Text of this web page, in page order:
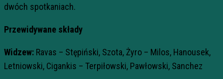
dwóch spotkaniach.
Przewidywane składy
Widzew: Ravas – Stępiński, Szota, Żyro – Milos, Hanousek,
Letniowski, Cigankis – Terpiłowski, Pawłowski, Sanchez